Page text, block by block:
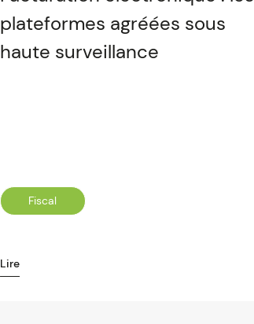
plateformes agréées sous
haute surveillance
Fiscal
Lire